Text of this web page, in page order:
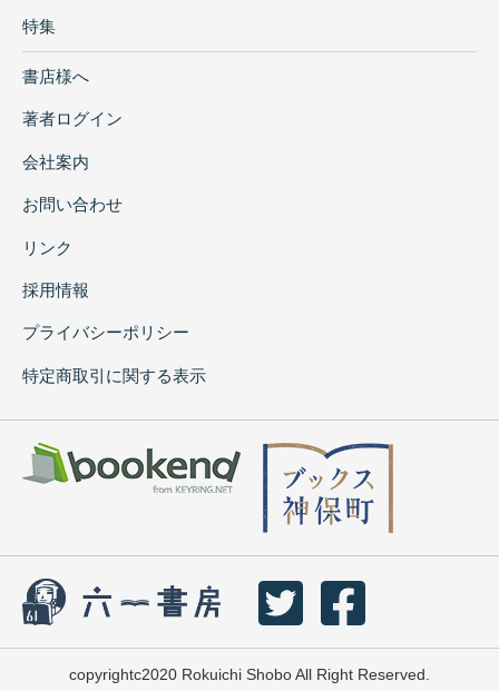
特集
書店様へ
著者ログイン
会社案内
お問い合わせ
リンク
採用情報
プライバシーポリシー
特定商取引に関する表示
copyrightc2020 Rokuichi Shobo All Right Reserved.